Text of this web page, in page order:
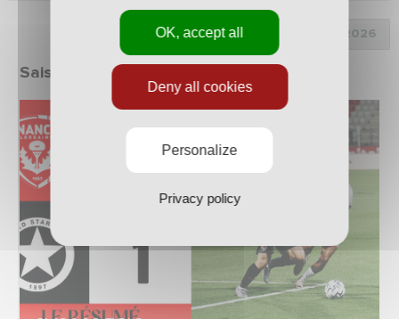
Choix de la saison :
Saison 2025/2026
OK, accept all
Deny all cookies
Personalize
Privacy policy